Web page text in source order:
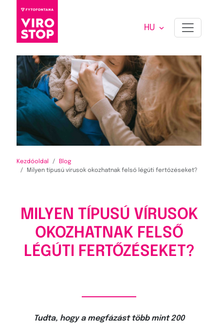
HU
Kezdőoldal
Blog
Milyen típusú vírusok okozhatnak felső légúti fertőzéseket?
MILYEN TÍPUSÚ VÍRUSOK
OKOZHATNAK FELSŐ
LÉGÚTI FERTŐZÉSEKET?
Tudta, hogy a megfázást több mint 200